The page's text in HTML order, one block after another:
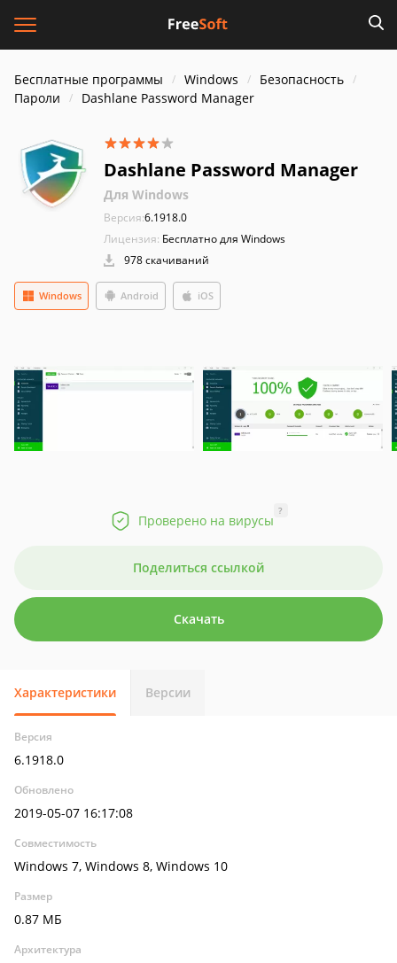
Бесплатные программы Windows
Безопасность
Пароли
Dashlane Password Manager
Dashlane Password Manager
Для Windows
Версия:6.1918.0
Лицензия: Бесплатно для Windows
978 скачиваний
Android iOS
Windows
Проверено на вирусы
?
Поделиться ссылкой
Скачать
Характеристики Версии
Версия
6.1918.0
Обновлено
2019-05-07 16:17:08
Совместимость
Windows 7, Windows 8, Windows 10
Размер
0.87 МБ
Архитектура